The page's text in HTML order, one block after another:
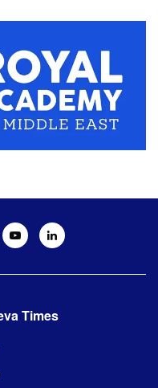
Times